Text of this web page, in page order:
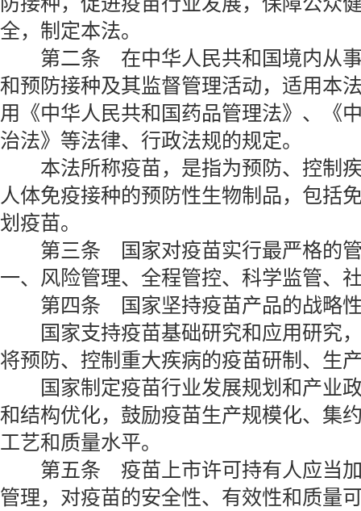
全，制定本法。
第二条 在中华人民共和国境内从事
和预防接种及其监督管理活动，适用本
用《中华人民共和国药品管理法》、《
治法》等法律、行政法规的规定。
本法所称疫苗，是指为预防、控制疾
人体免疫接种的预防性生物制品，包括
划疫苗。
第三条 国家对疫苗实行最严格的管
一、风险管理、全程管控、科学监管、
第四条 国家坚持疫苗产品的战略性
国家支持疫苗基础研究和应用研究，
将预防、控制重大疾病的疫苗研制、生
国家制定疫苗行业发展规划和产业政
和结构优化，鼓励疫苗生产规模化、集
工艺和质量水平。
第五条 疫苗上市许可持有人应当加
管理，对疫苗的安全性、有效性和质量